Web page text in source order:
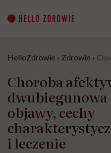
content
HelloZdrowie › Zdrowie ›
Choroba
dwubiegunowa
objawy, cechy
i leczenie